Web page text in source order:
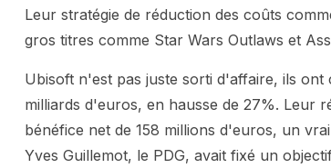
Leur stratégie de réduction des coûts
gros titres comme Star Wars Outlaws et
Ubisoft n'est pas juste sorti d'affaire, ils
milliards d'euros, en hausse de 27%. Leur
bénéfice net de 158 millions d'euros, un
Yves Guillemot, le PDG, avait fixé un